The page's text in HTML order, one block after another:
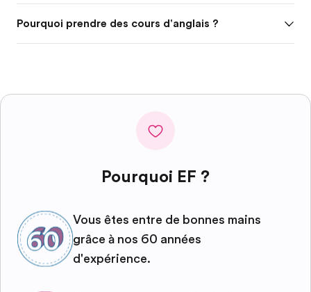
Pourquoi prendre des cours d'anglais ?
Pourquoi EF ?
Vous êtes entre de bonnes mains
grâce à nos 60 années
d'expérience.